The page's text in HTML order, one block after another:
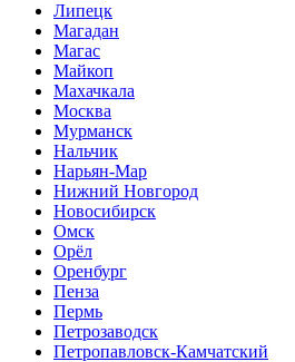
Липецк
Магадан
Магас
Майкоп
Махачкала
Москва
Мурманск
Нальчик
Нарьян-Мар
Нижний Новгород
Новосибирск
Омск
Орёл
Оренбург
Пенза
Пермь
Петрозаводск
Петропавловск-Камчатский